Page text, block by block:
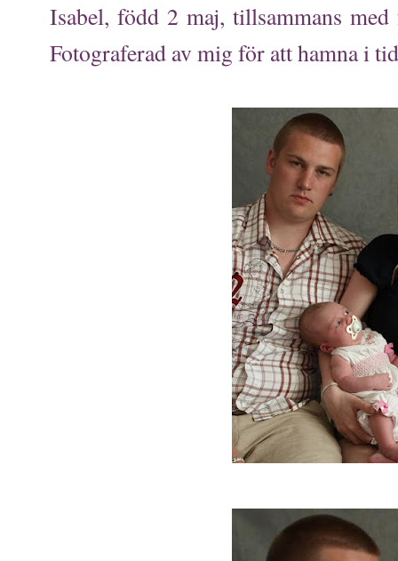
Isabel, född 2 maj, tillsammans
Fotograferad av mig för att hamna i